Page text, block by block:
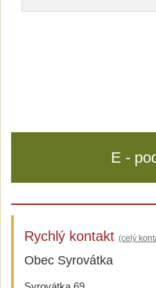
E -
Rychlý kontakt (celý
Obec Syrovátka